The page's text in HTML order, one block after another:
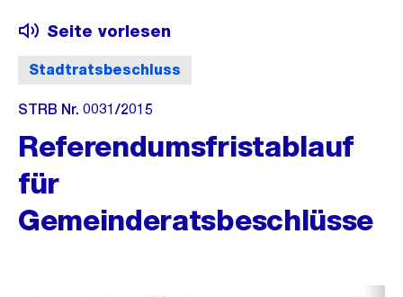
Stadtratsbeschluss
Seite vorlesen
STRB Nr. 0031/2015
Referendumsfristablauf
für
Gemeinderatsbeschlüsse